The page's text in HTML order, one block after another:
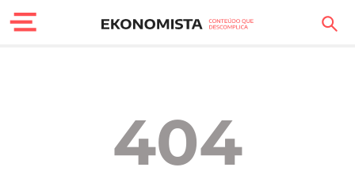
Carreira404